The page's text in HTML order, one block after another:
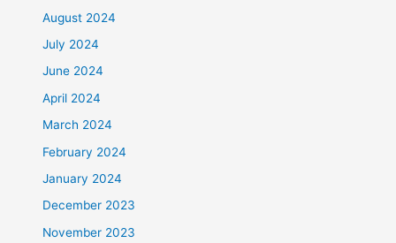
August 2024
July 2024
June 2024
April 2024
March 2024
February 2024
January 2024
December 2023
November 2023